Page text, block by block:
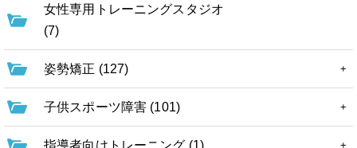
女性専用トレーニングスタジオ
(7)
姿勢矯正 (127)
子供スポーツ障害 (101)
指導者向けトレーニング (1)